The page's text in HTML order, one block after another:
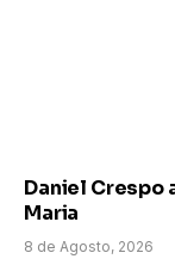
Daniel Crespo
Maria
8 de Agosto, 2026